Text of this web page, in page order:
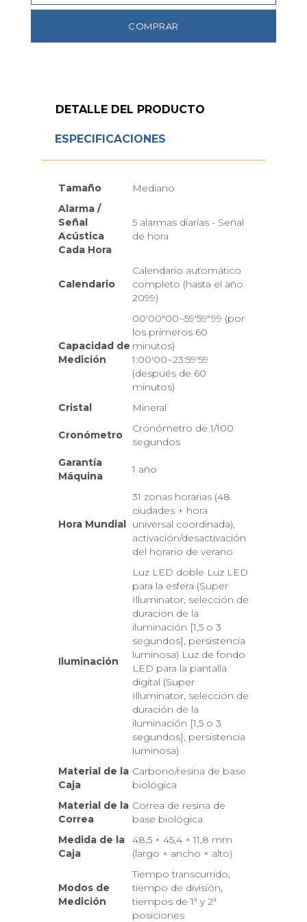
COMPRAR
DETALLE DEL PRODUCTO
ESPECIFICACIONES
Tamaño
Mediano
Alarma /
Señal
Acústica
Cada Hora
5 alarmas diarias - Señal
de hora
Calendario
Calendario automático
completo (hasta el año
2099)
Capacidad de
Medición
00'00"00~59'59"99 (por
los primeros 60
minutos)
1:00'00~23:59'59
(después de 60
minutos)
Cristal
Mineral
Cronómetro
Cronómetro de 1/100
segundos
Garantía
Máquina
1 año
Hora Mundial
31 zonas horarias (48
ciudades + hora
universal coordinada),
activación/desactivación
del horario de verano
Iluminación
Luz LED doble Luz LED
para la esfera (Super
Illuminator, selección de
duración de la
iluminación [1,5 o 3
segundos], persistencia
luminosa) Luz de fondo
LED para la pantalla
digital (Super
Illuminator, selección de
duración de la
iluminación [1,5 o 3
segundos], persistencia
luminosa)
Material de la
Caja
Carbono/resina de base
biológica
Material de la
Correa
Correa de resina de
base biológica
Medida de la
Caja
48,5 × 45,4 × 11,8 mm
(largo × ancho × alto)
Modos de
Medición
Tiempo transcurrido,
tiempo de división,
tiempos de 1ª y 2ª
posiciones